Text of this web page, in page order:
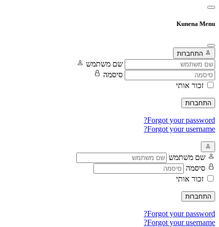
Kunena Menu
התחברות
שם משתמש
סיסמה
זכור אותי
התחברות
Forgot your password?
Forgot your username?
שם משתמש
סיסמה
זכור אותי
התחברות
Forgot your password?
Forgot your username?